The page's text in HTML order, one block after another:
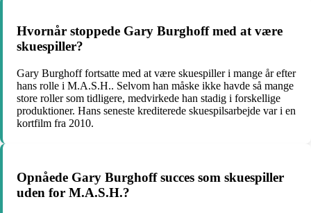
Hvornår stoppede Gary Burghoff med at være
skuespiller?
Gary Burghoff fortsatte med at være skuespiller i mange år efter
hans rolle i M.A.S.H.. Selvom han måske ikke havde så mange
store roller som tidligere, medvirkede han stadig i forskellige
produktioner. Hans seneste krediterede skuespilsarbejde var i en
kortfilm fra 2010.
Opnåede Gary Burghoff succes som skuespiller
uden for M.A.S.H.?